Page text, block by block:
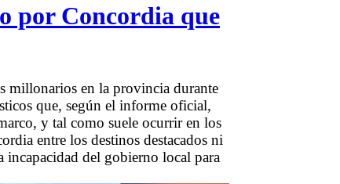
por Concordia que
millonarios en la provincia durante
que, según el informe oficial,
y tal como suele ocurrir en los
entre los destinos destacados ni
incapacidad del gobierno local para